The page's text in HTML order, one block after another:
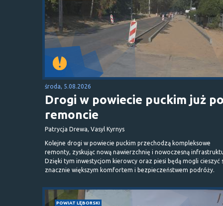
środa, 5.08.2026
Drogi w powiecie puckim już
remoncie
Patrycja Drewa, Vasyl Kyrnys
Kolejne drogi w powiecie puckim przechodzą kompleksowe
remonty, zyskując nową nawierzchnię i nowoczesną
Dzięki tym inwestycjom kierowcy oraz piesi będą mogli cieszyć
znacznie większym komfortem i bezpieczeństwem podróży.
POWIAT LĘBORSKI